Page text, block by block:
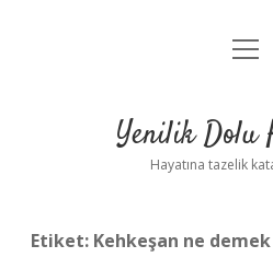
Anasayfa
Yasal
Yenilik Dolu
Hayatına tazelik
Etiket: Kehkeşan ne demek